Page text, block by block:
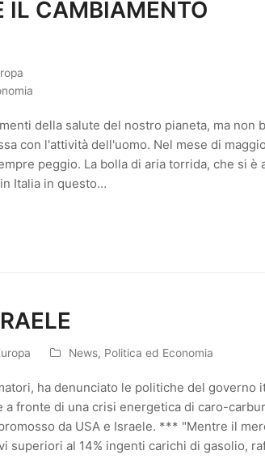
IL CAMBIAMENTO
della salute del nostro pianeta, ma non
con l'attività dell'uomo. Nel mese di
peggio. La bolla di aria torrida, che si è
Italia in questo…
News, Politica ed Economia
ha denunciato le politiche del governo
fronte di una crisi energetica di caro-
da USA e Israele. *** "Mentre il
superiori al 14% ingenti carichi di gasolio,